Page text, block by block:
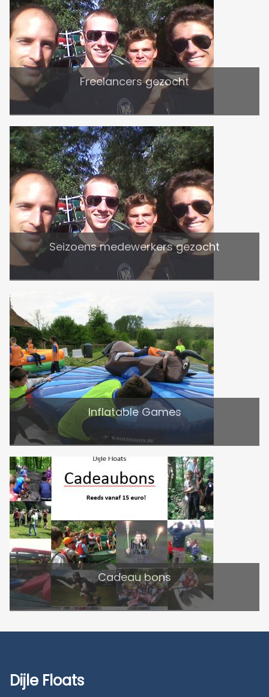
Freelancers gezocht
Seizoens medewerkers gezocht
Inflatable Games
Cadeau bons
Dijle Floats